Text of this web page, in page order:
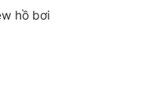
hồ bơi